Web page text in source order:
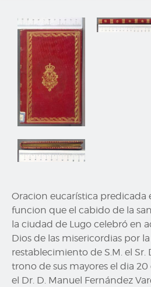
Oracion eucarística predicada
funcion que el cabido de la
la ciudad de Lugo celebró en
Dios de las misericordias por
restablecimiento de S.M. el Sr.
trono de sus mayores el dia 20
el Dr. D. Manuel Fernández